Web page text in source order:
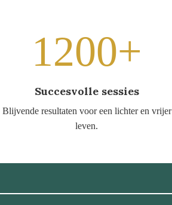
1200+
Succesvolle sessies
Blijvende resultaten voor een lichter en vrijer
leven.